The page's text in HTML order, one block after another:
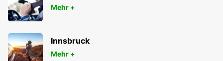
Mehr +
Innsbruck
Mehr +